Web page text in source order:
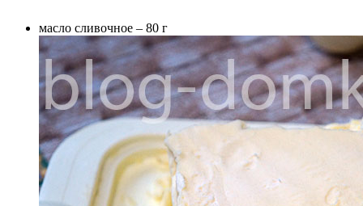
масло сливочное – 80 г